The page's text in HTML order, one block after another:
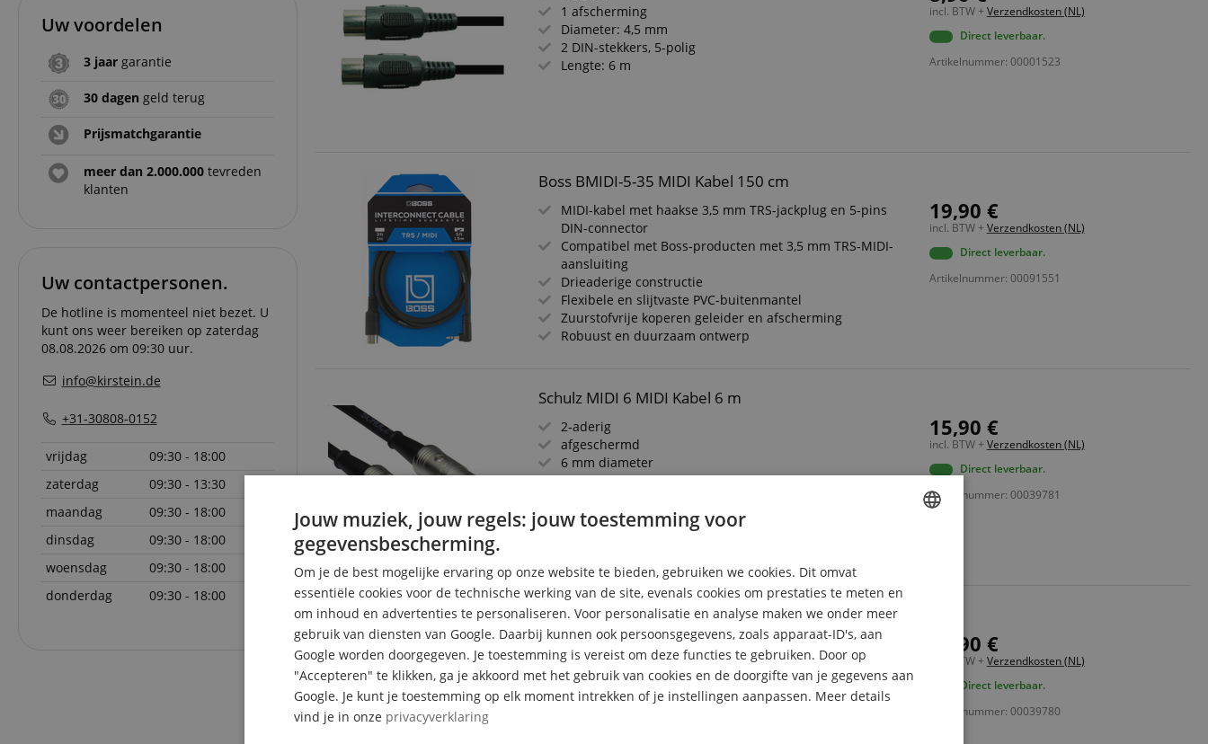
1 afscherming
Diameter: 4,5 mm
2 DIN-stekkers, 5-polig
Lengte: 6 m
incl. BTW + Verzendkosten (NL)
Direct leverbaar.
Artikelnummer: 00001523
Boss BMIDI-5-35 MIDI Kabel 150 cm
MIDI-kabel met haakse 3,5 mm TRS-jackplug en 5-pins
DIN-connector
Compatibel met Boss-producten met 3,5 mm TRS-MIDI-
aansluiting
Drieaderige constructie
Flexibele en slijtvaste PVC-buitenmantel
Zuurstofvrije koperen geleider en afscherming
Robuust en duurzaam ontwerp
19,90 €
incl. BTW + Verzendkosten (NL)
Direct leverbaar.
Artikelnummer: 00091551
Schulz MIDI 6 MIDI Kabel 6 m
2-aderig
afgeschermd
6 mm diameter
2 DIN-stekkers
15,90 €
incl. BTW + Verzendkosten (NL)
Direct leverbaar.
Artikelnummer: 00039781
Schulz MIDI 3 MIDI-Kabel 3 m
2 aders
Afgeschermd
6 mm diameter
2 DIN-stekkers
12,90 €
incl. BTW + Verzendkosten (NL)
Direct leverbaar.
Artikelnummer: 00039780
Uw voordelen
3 jaar garantie
30 dagen geld terug
Prijsmatchgarantie
meer dan 2.000.000 tevreden
klanten
Uw contactpersonen.
De hotline is momenteel niet bezet. U
kunt ons weer bereiken op zaterdag
08.08.2026 om 09:30 uur.
info@kirstein.de
+31-30808-0152
vrijdag
09:30 - 18:00
zaterdag
09:30 - 13:30
maandag
09:30 - 18:00
dinsdag
09:30 - 18:00
woensdag
09:30 - 18:00
donderdag
09:30 - 18:00
SPANISH
Jouw muziek, jouw regels: jouw toestemming voor
gegevensbescherming.
Om je de best mogelijke ervaring op onze website te bieden, gebruiken we cookies. Dit omvat
essentiële cookies voor de technische werking van de site, evenals cookies om prestaties te meten en
om inhoud en advertenties te personaliseren. Voor personalisatie en analyse maken we onder meer
gebruik van diensten van Google. Daarbij kunnen ook persoonsgegevens, zoals apparaat-ID's, aan
Google worden doorgegeven. Je toestemming is vereist om deze functies te gebruiken. Door op
"Accepteren" te klikken, ga je akkoord met het gebruik van cookies en de doorgifte van je gegevens aan
Google. Je kunt je toestemming op elk moment intrekken of je instellingen aanpassen. Meer details
vind je in onze privacyverklaring